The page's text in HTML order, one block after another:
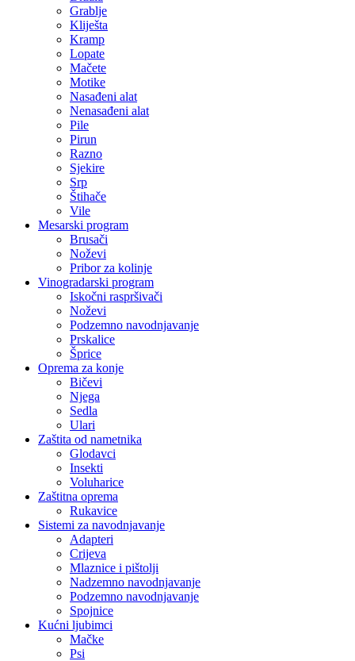
Grablje
Kliješta
Kramp
Lopate
Mačete
Motike
Nasađeni alat
Nenasađeni alat
Pile
Pirun
Razno
Sjekire
Srp
Štihače
Vile
Mesarski program
Brusači
Noževi
Pribor za kolinje
Vinogradarski program
Iskočni raspršivači
Noževi
Podzemno navodnjavanje
Prskalice
Šprice
Oprema za konje
Bičevi
Njega
Sedla
Ulari
Zaštita od nametnika
Glodavci
Insekti
Voluharice
Zaštitna oprema
Rukavice
Sistemi za navodnjavanje
Adapteri
Crijeva
Mlaznice i pištolji
Nadzemno navodnjavanje
Podzemno navodnjavanje
Spojnice
Kućni ljubimci
Mačke
Psi